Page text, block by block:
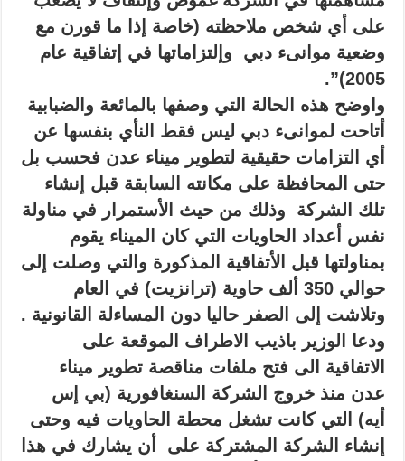
على أي شخص ملاحظته (خاصة إذا ما قورن مع
وضعية موانىء دبي وإلتزاماتها في إتفاقية عام
2005)”.
واوضح هذه الحالة التي وصفها بالمائعة والضبابية
أتاحت لموانىء دبي ليس فقط النأي بنفسها عن
أي التزامات حقيقية لتطوير ميناء عدن فحسب بل
حتى المحافظة على مكانته السابقة قبل إنشاء
تلك الشركة وذلك من حيث الأستمرار في مناولة
نفس أعداد الحاويات التي كان الميناء يقوم
بمناولتها قبل الأتفاقية المذكورة والتي وصلت إلى
حوالي 350 ألف حاوية (ترانزيت) في العام
وتلاشت إلى الصفر حاليا دون المساءلة القانونية .
ودعا الوزير باذيب الاطراف الموقعة على
الاتفاقية الى فتح ملفات مناقصة تطوير ميناء
عدن منذ خروج الشركة السنغافورية (بي إس
أيه) التي كانت تشغل محطة الحاويات فيه وحتى
إنشاء الشركة المشتركة على أن يشارك في هذا